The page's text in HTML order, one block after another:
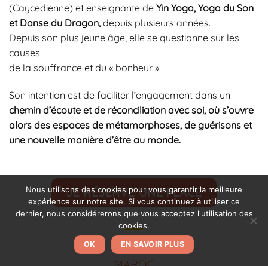
(Caycedienne) et enseignante de Yin Yoga, Yoga du Son
et Danse du Dragon,depuis plusieurs années.
Depuis son plus jeune âge, elle se questionne sur les
causes
de la souffrance et du « bonheur ».
Son intention est de faciliter l’engagement dans un
chemin d’écoute et de réconciliation avec soi, où s’ouvre
alors des espaces de métamorphoses, de guérisons et
une nouvelle manière d’être au monde.
JE RÉSERVE UNE PLACE
Nous utilisons des cookies pour vous garantir la meilleure
expérience sur notre site. Si vous continuez à utiliser ce
dernier, nous considérerons que vous acceptez l'utilisation des
cookies.
OK EN SAVOIR PLUS